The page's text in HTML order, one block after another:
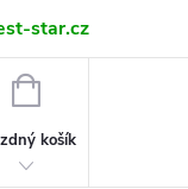
star.cz
NÁKUPNÍ
košík